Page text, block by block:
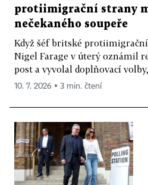
protiimigrační strany
nečekaného soupeře
Když šéf britské
Nigel Farage v úterý oznámil
post a vyvolal doplňovací
10. 7. 2026 ▪ 3 min. čtení